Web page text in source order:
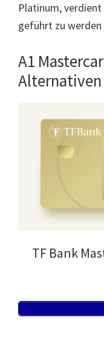
Platinum,
geführt zu
A1
TF Bank